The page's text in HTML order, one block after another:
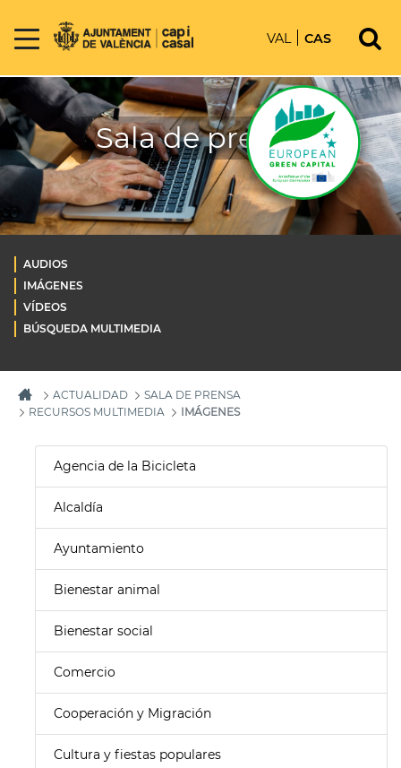
VAL CAS
Sala de prensa
AUDIOS
IMÁGENES
VÍDEOS
BÚSQUEDA MULTIMEDIA
ACTUALIDAD
SALA DE PRENSA
RECURSOS MULTIMEDIA
IMÁGENES
Agencia de la Bicicleta
Alcaldía
Ayuntamiento
Bienestar animal
Bienestar social
Comercio
Cooperación y Migración
Cultura y fiestas populares